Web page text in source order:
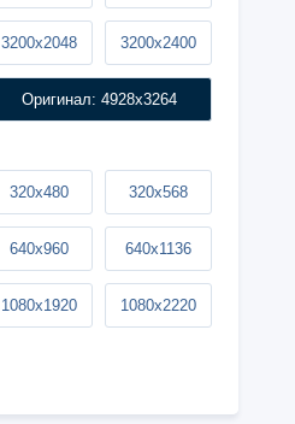
3200x2048 3200x2400
Оригинал: 4928x3264
320x480 320x568
640x960 640x1136
1080x1920 1080x2220